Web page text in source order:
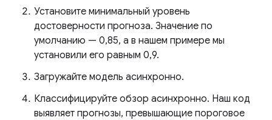
Установите минимальный уровень
достоверности прогноза. Значение по
умолчанию — 0,85, а в нашем примере мы
установили его равным 0,9.
Загружайте модель асинхронно.
Классифицируйте обзор асинхронно. Наш код
выявляет прогнозы, превышающие пороговое